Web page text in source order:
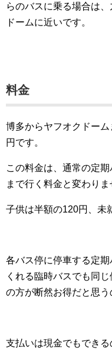
らのバスに乗る場合は
ドームに近いです。
料金
博多からヤフオクドー
円です。
この料金は、通常の定
まで行く料金と変わりま
子供は半額の120円、未
各バス停に停車する定
くれる臨時バスでも同
の方が断然お得だと思う
支払いは現金でもでき